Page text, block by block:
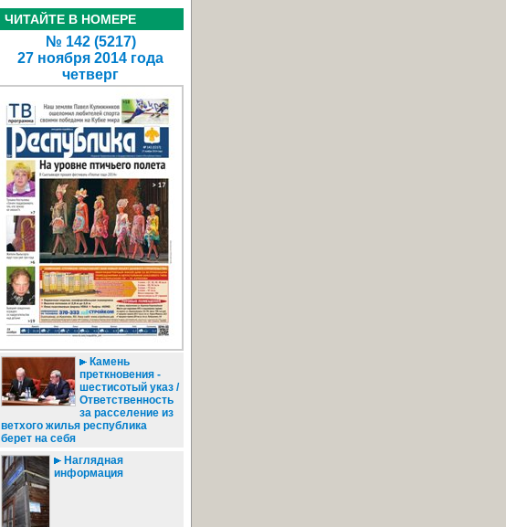
ЧИТАЙТЕ В НОМЕРЕ
№ 142 (5217)
27 ноября 2014 года
четверг
Камень
преткновения -
шестисотый указ /
Ответственность
за расселение из
ветхого жилья республика
берет на себя
Наглядная
информация